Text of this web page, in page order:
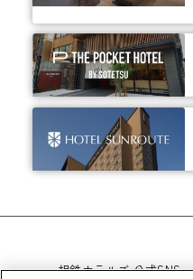
相鉄ホテルズ 公式SNS